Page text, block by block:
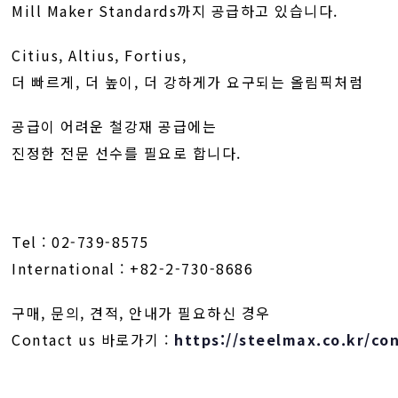
Mill Maker Standards까지 공급하고 있습니다.
Citius, Altius, Fortius,
더 빠르게, 더 높이, 더 강하게가 요구되는 올림픽처럼
공급이 어려운 철강재 공급에는
진정한 전문 선수를 필요로 합니다.
Tel : 02-739-8575
International : +82-2-730-8686
구매, 문의, 견적, 안내가 필요하신 경우
Contact us 바로가기 : https://steelmax.co.kr/